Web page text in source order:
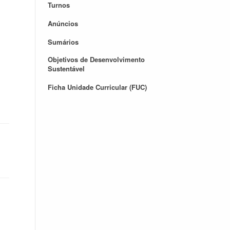
Turnos
Anúncios
Sumários
Objetivos de Desenvolvimento
Sustentável
Ficha Unidade Curricular (FUC)